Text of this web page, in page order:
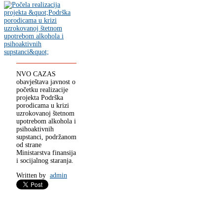
NVO CAZAS
obavještava javnost o
početku realizacije
projekta Podrška
porodicama u krizi
uzrokovanoj štetnom
upotrebom alkohola i
psihoaktivnih
supstanci, podržanom
od strane
Ministarstva finansija
i socijalnog staranja.
Written by admin